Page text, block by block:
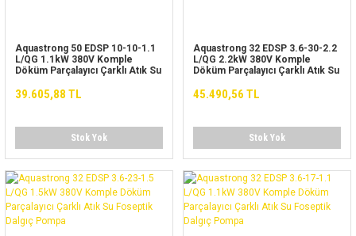
Aquastrong 50 EDSP 10-10-1.1
L/QG 1.1kW 380V Komple
Döküm Parçalayıcı Çarklı Atık Su
39.605,88 TL
Stok Yok
Aquastrong 32 EDSP 3.6-30-2.2
L/QG 2.2kW 380V Komple
Döküm Parçalayıcı Çarklı Atık Su
45.490,56 TL
Stok Yok